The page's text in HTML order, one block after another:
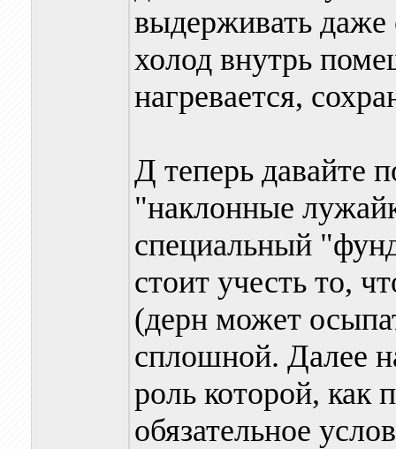
выдерживать
холод внутрь
нагревается,
Д теперь давайте
"наклонные
специальный
стоит учесть то,
(дерн может
сплошной. Далее
роль которой, как
обязательное